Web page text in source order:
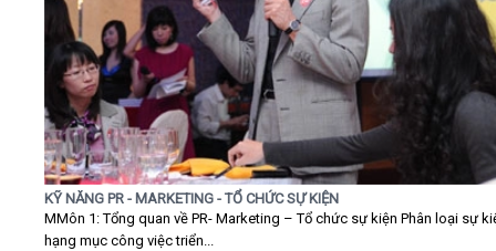
KỸ NĂNG PR - MARKETING - TỔ CHỨC SỰ KIỆN
MMôn 1: Tổng quan về PR- Marketing – Tổ chức sự kiện Phân loại sự
hạng mục công việc triển...